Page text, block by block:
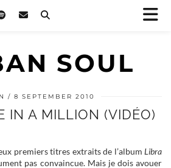
8 SEPTEMBER 2010
IN A MILLION (VIDÉO)
premiers titres extraits de l’album Libra
pas convaincue. Mais je dois avouer